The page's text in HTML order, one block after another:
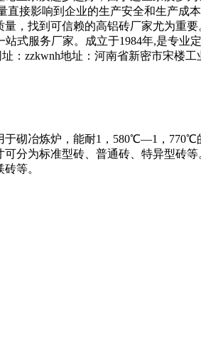
接影响到企业的生产安全和生产成
，找到可信赖的高铝砖厂家尤为重要
式服务厂家。成立于1984年,是专业
zzkwnh地址：河南省新密市宋楼工
砌冶炼炉，能耐1，580℃—1，
可分为标准型砖、普通砖、特异型砖
等。